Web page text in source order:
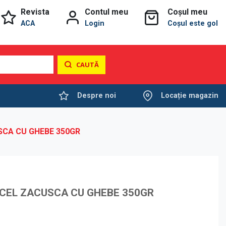
Revista
ACA
Contul meu
Login
Coșul meu
Coșul este gol
CAUTĂ
Despre noi Locație magazin
CU GHEBE 350GR
ZACUSCA CU GHEBE 350GR